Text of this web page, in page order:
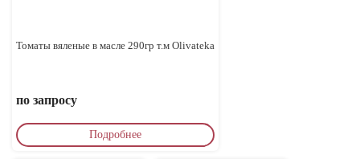
Томаты вяленые в масле 290гр т.м Olivateka
по запросу
Подробнее